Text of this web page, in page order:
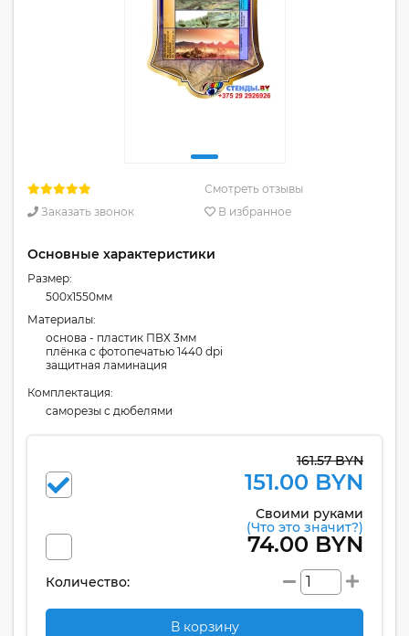
Смотреть отзывы
Заказать звонок
В избранное
Основные характеристики
Размер:
500x1550мм
Материалы:
основа - пластик ПВХ 3мм
плёнка с фотопечатью 1440 dpi
защитная ламинация
Комплектация:
cаморезы с дюбелями
161.57 BYN
151.00 BYN
Своими руками
(Что это значит?)
74.00 BYN
Количество:
В корзину